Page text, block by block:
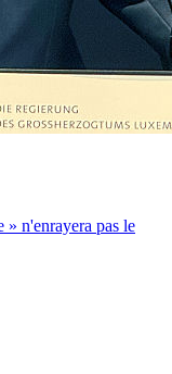
n'enrayera pas le